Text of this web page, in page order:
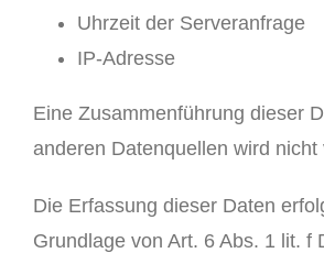
Uhrzeit der Serveranfrage
IP-Adresse
Eine Zusammenführung dieser
anderen Datenquellen wird nicht
Die Erfassung dieser Daten
Grundlage von Art. 6 Abs. 1 lit. f